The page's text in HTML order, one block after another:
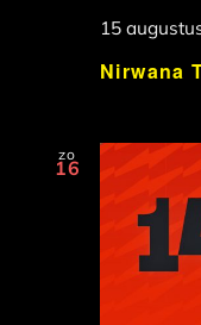
Nirwana
15
zo
16